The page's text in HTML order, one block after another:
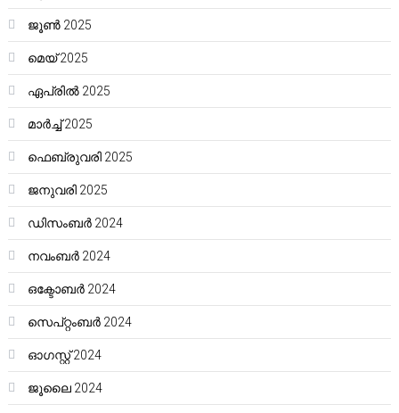
ജൂൺ 2025
മെയ്‌ 2025
ഏപ്രിൽ 2025
മാർച്ച്‌ 2025
ഫെബ്രുവരി 2025
ജനുവരി 2025
ഡിസംബർ 2024
നവംബർ 2024
ഒക്ടോബർ 2024
സെപ്റ്റംബർ 2024
ഓഗസ്റ്റ്‌ 2024
ജൂലൈ 2024